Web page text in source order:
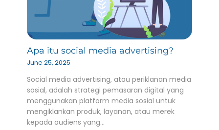
Apa itu social media advertising?
June 25, 2025
Social media advertising, atau periklanan media
sosial, adalah strategi pemasaran digital yang
menggunakan platform media sosial untuk
mengiklankan produk, layanan, atau merek
kepada audiens yang…